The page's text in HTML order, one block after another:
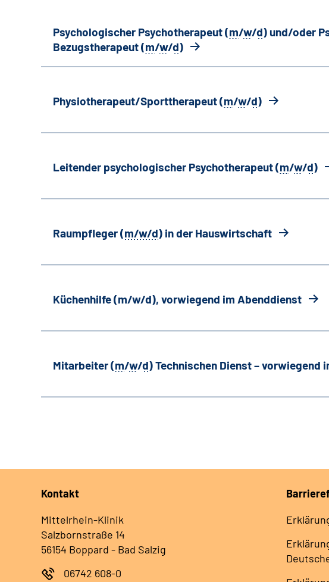
Psychologischer Psychotherapeut (m/w/d) und/oder
Bezugstherapeut (m/w/d)
Physiotherapeut/Sporttherapeut (m/w/d)
Leitender psychologischer Psychotherapeut (m/w/d)
Raumpfleger (m/w/d) in der Hauswirtschaft
Küchenhilfe (m/w/d), vorwiegend im Abenddienst
Mitarbeiter (m/w/d) Technischen Dienst – vorwiegend
Kontakt
Mittelrhein-Klinik
Salzbornstraße 14
56154 Boppard - Bad Salzig
06742 608-0